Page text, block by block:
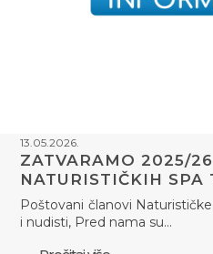
13.05.2026.
ZATVARAMO 2025/
NATURISTIČKIH SPA
Poštovani članovi
i nudisti, Pred nama su…